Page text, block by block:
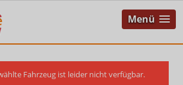
Menü
Fahrzeug ist leider nicht verfügbar.